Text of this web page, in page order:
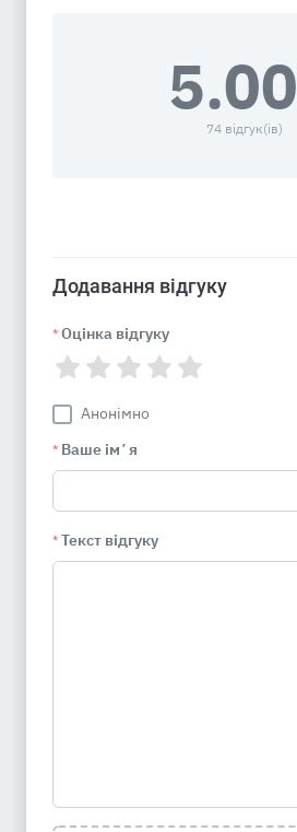
5.00
74 відгук(ів)
Додавання відгуку
* Оцінка відгуку
Анонімно
* Ваше імʼя
* Текст відгуку